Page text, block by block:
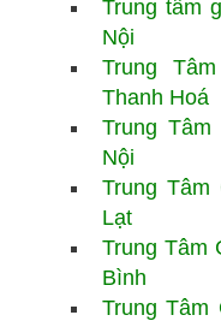
Trung tâm
Nội
Trung
Thanh Hoá
Trung
Nội
Trung Tâm
Lạt
Trung Tâm
Bình
Trung Tâm